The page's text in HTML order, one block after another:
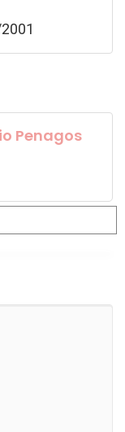
Penagos